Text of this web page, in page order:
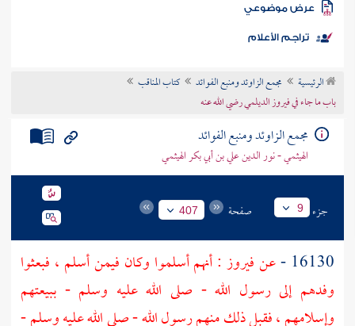
الكتب
موضوعي
تراجم الأعلام
الرئيسية مجمع الزاوئد ومنبع الفوائد
كتاب المناقب
باب ما جاء في فيروز الديلمي رضي الله عنه
مجمع الزاوئد ومنبع الفوائد
الهيثمي - نور الدين علي بن أبي بكر الهيثمي
جزء 9 صفحة 407
16130 - عنفيروز : أنهم أسلموا وكان فيمن أسلم ، فبعثوا
وفدهم إلى رسول الله - صلى الله عليه وسلم - ببيعتهم
وإسلامهم ، فقبل ذلك منهم رسول الله - صلى الله عليه وسلم -